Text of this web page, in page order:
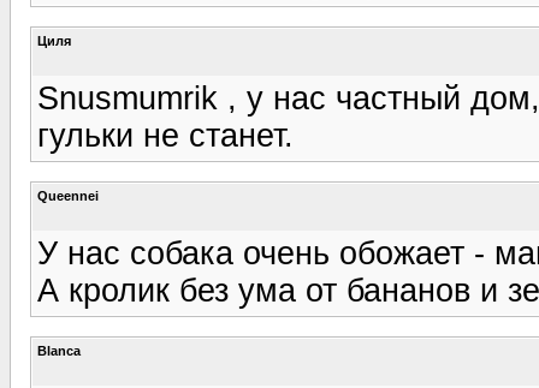
Циля
Snusmumrik , у нас частный
гульки не станет.
Queennei
У нас собака очень обожает -
А кролик без ума от бананов и
Blanca